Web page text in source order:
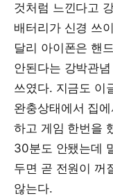
것처럼 느낀다고
배터리가 신경 쓰
달리 아이폰은 핸
안된다는 강박관
쓰였다. 지금도 이
완충상태에서 집
하고 게임 한번을
30분도 안됐는데
두면 곧 전원이 꺼
않는다.